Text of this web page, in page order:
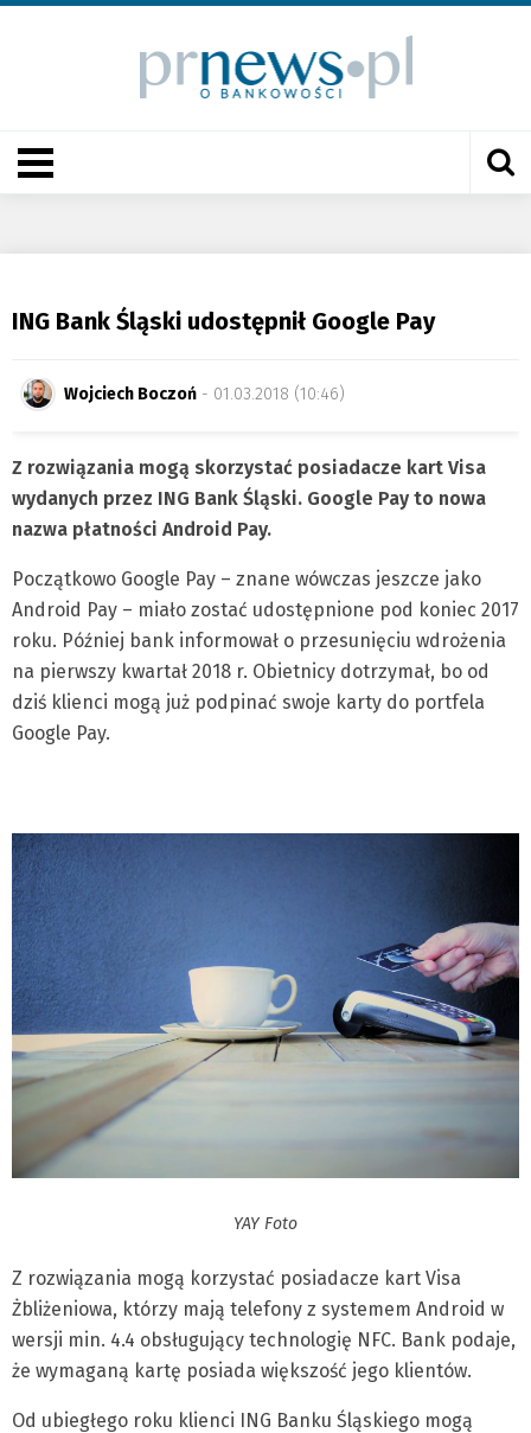
ING Bank Śląski udostępnił Google Pay
Wojciech Boczoń - 01.03.2018 (10:46)
Z rozwiązania mogą skorzystać posiadacze kart Visa
wydanych przez ING Bank Śląski. Google Pay to nowa
nazwa płatności Android Pay.
Początkowo Google Pay – znane wówczas jeszcze jako
Android Pay – miało zostać udostępnione pod koniec 2017
roku. Później bank informował o przesunięciu wdrożenia
na pierwszy kwartał 2018 r. Obietnicy dotrzymał, bo od
dziś klienci mogą już podpinać swoje karty do portfela
Google Pay.
YAY Foto
Z rozwiązania mogą korzystać posiadacze kart Visa
Żbliżeniowa, którzy mają telefony z systemem Android w
wersji min. 4.4 obsługujący technologię NFC. Bank podaje,
że wymaganą kartę posiada większość jego klientów.
Od ubiegłego roku klienci ING Banku Śląskiego mogą